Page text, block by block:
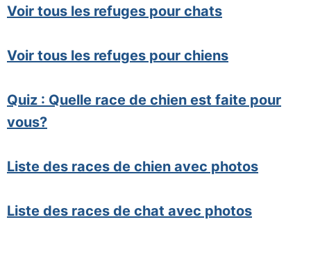
Voir tous les refuges pour chats
Voir tous les refuges pour chiens
Quiz : Quelle race de chien est faite pour
vous?
Liste des races de chien avec photos
Liste des races de chat avec photos